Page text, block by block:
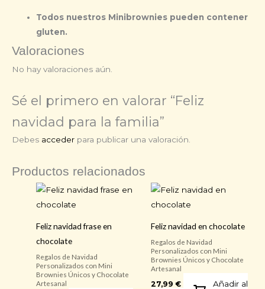
Todos nuestros Minibrownies pueden contener
gluten.
Valoraciones
No hay valoraciones aún.
Sé el primero en valorar “Feliz
navidad para la familia”
Debes acceder para publicar una valoración.
Productos relacionados
Feliz navidad frase en
chocolate
Regalos de Navidad
Personalizados con Mini
Brownies Únicos y Chocolate
Artesanal
Feliz navidad en chocolate
Regalos de Navidad
Personalizados con Mini
Brownies Únicos y Chocolate
Artesanal
27,99 €
Añadir al